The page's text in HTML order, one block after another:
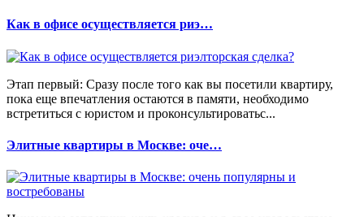
Как в офисе осуществляется риэ…
Этап первый: Сразу после того как вы посетили квартиру,
пока еще впечатления остаются в памяти, необходимо
встретиться с юристом и проконсультироватьс...
Элитные квартиры в Москве: оче…